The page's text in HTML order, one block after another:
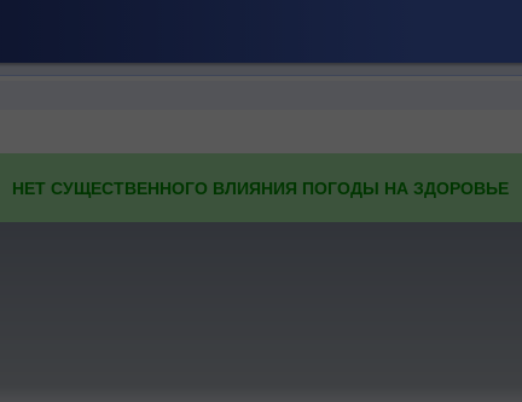
НЕТ СУЩЕСТВЕННОГО ВЛИЯНИЯ ПОГОДЫ НА ЗДОРОВЬЕ